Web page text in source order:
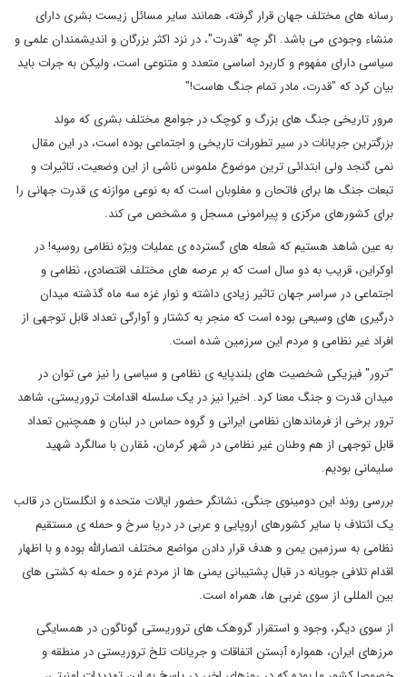
رسانه های مختلف جهان قرار گرفته، همانند سایر مسائل زیست بشری دارای
منشاء وجودی می باشد. اگر چه "قدرت"، در نزد اکثر بزرگان و اندیشمندان علمی و
سیاسی دارای مفهوم و کاربرد اساسی متعدد و متنوعی است، ولیکن به جرات باید
بیان کرد که "قدرت، مادر تمام جنگ هاست!"
مرور تاریخی جنگ های بزرگ و کوچک در جوامع مختلف بشری که مولد
بزرگترین جریانات در سیر تطورات تاریخی و اجتماعی بوده است، در این مقال
نمی گنجد ولی ابتدائی ترین موضوع ملموس ناشی از این وضعیت، تاثیرات و
تبعات جنگ ها برای فاتحان و مغلوبان است که به نوعی موازنه ی قدرت جهانی را
برای کشورهای مرکزی و پیرامونی مسجل و مشخص می کند.
به عین شاهد هستیم که شعله های گسترده ی عملیات ویژه نظامی روسیه! در
اوکراین، قریب به دو سال است که بر عرصه های مختلف اقتصادی، نظامی و
اجتماعی در سراسر جهان تاثیر زیادی داشته و نوار غزه سه ماه گذشته میدان
درگیری های وسیعی بوده است که منجر به کشتار و آوارگی تعداد قابل توجهی از
افراد غیر نظامی و مردم این سرزمین شده است.
"ترور" فیزیکی شخصیت های بلندپایه ی نظامی و سیاسی را نیز می توان در
میدان قدرت و جنگ معنا کرد. اخیرا نیز در یک سلسله اقدامات تروریستی، شاهد
ترور برخی از فرماندهان نظامی ایرانی و گروه حماس در لبنان و همچنین تعداد
قابل توجهی از هم وطنان غیر نظامی در شهر کرمان، مُقارن با سالگرد شهید
سلیمانی بودیم.
بررسی روند این دومینوی جنگی، نشانگر حضور ایالات متحده و انگلستان در قالب
یک ائتلاف با سایر کشورهای اروپایی و عربی در دریا سرخ و حمله ی مستقیم
نظامی به سرزمین یمن و هدف قرار دادن مواضع مختلف انصارالله بوده و با اظهار
اقدام تلافی جویانه در قبال پشتیبانی یمنی ها از مردم غزه و حمله به کشتی های
بین المللی از سوی غربی ها، همراه است.
از سوی دیگر، وجود و استقرار گروهک های تروریستی گوناگون در همسایگی
مرزهای ایران، همواره آبستن اتفاقات و جریانات تلخ تروریستی در منطقه و